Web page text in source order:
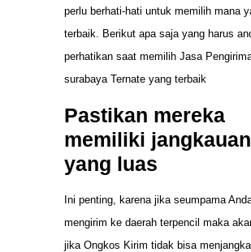
perlu berhati-hati untuk memilih mana
terbaik. Berikut apa saja yang harus
perhatikan saat memilih Jasa
surabaya Ternate yang terbaik
Pastikan mereka
memiliki jangkauan
yang luas
Ini penting, karena jika seumpama
mengirim ke daerah terpencil maka
jika Ongkos Kirim tidak bisa